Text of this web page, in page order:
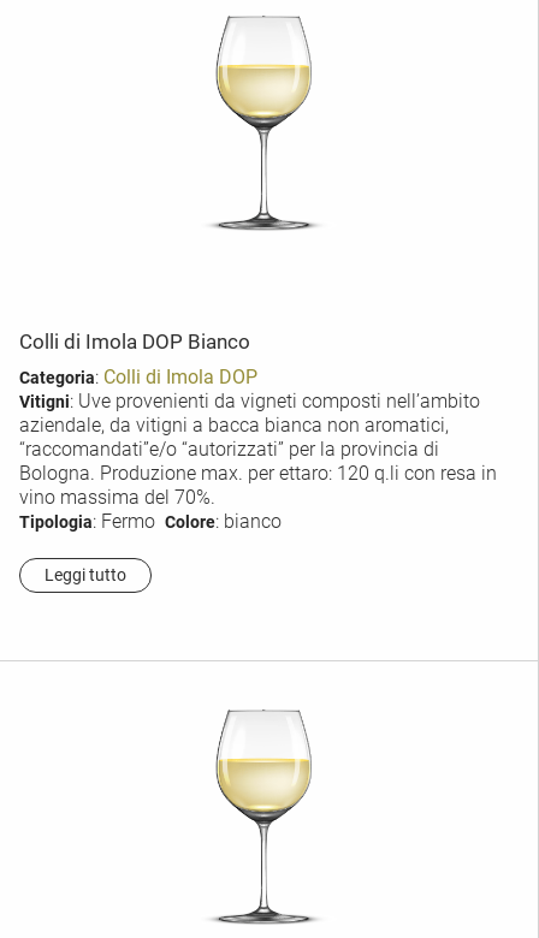
Colli di Imola DOP Bianco
Categoria: Colli di Imola DOP
Vitigni: Uve provenienti da vigneti composti nell’ambito
aziendale, da vitigni a bacca bianca non aromatici,
“raccomandati”e/o “autorizzati” per la provincia di
Bologna. Produzione max. per ettaro: 120 q.li con resa in
vino massima del 70%.
Tipologia: Fermo Colore: bianco
Leggi tutto